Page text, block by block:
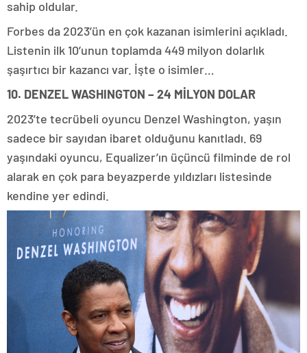
sahip oldular.
Forbes da 2023’ün en çok kazanan isimlerini açıkladı.
Listenin ilk 10’unun toplamda 449 milyon dolarlık
şaşırtıcı bir kazancı var. İşte o isimler…
10. DENZEL WASHINGTON – 24 MİLYON DOLAR
2023’te tecrübeli oyuncu Denzel Washington, yaşın
sadece bir sayıdan ibaret olduğunu kanıtladı. 69
yaşındaki oyuncu, Equalizer’ın üçüncü filminde de rol
alarak en çok para beyazperde yıldızları listesinde
kendine yer edindi.